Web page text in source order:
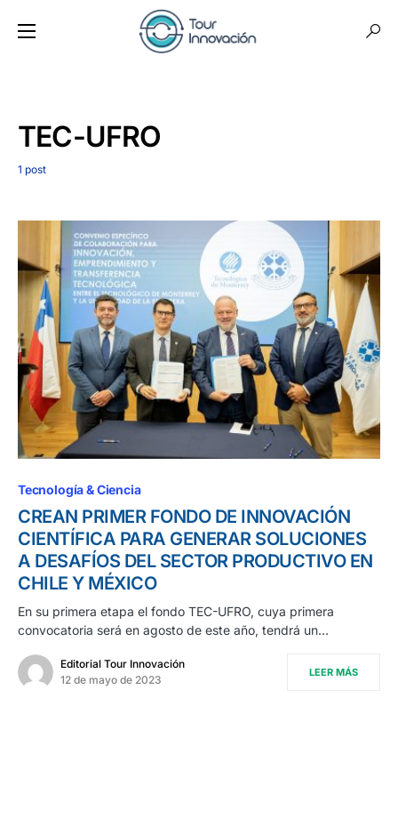
TEC-UFRO
1 post
Tecnología & Ciencia
CREAN PRIMER FONDO DE INNOVACIÓN
CIENTÍFICA PARA GENERAR SOLUCIONES
A DESAFÍOS DEL SECTOR PRODUCTIVO EN
CHILE Y MÉXICO
En su primera etapa el fondo TEC-UFRO, cuya primera
convocatoria será en agosto de este año, tendrá un…
Editorial Tour Innovación
12 de mayo de 2023
LEER MÁS